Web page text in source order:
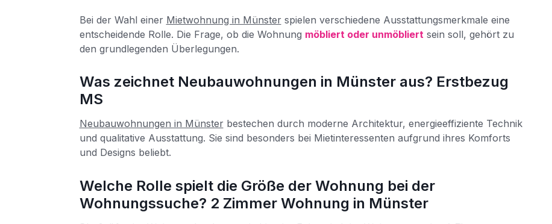
Bei der Wahl einer Mietwohnung in Münsterspielen verschiedene Ausstattungsmerkmale eine
entscheidende Rolle. Die Frage, ob die Wohnung möbliert oder unmöbliert sein soll, gehört zu
den grundlegenden Überlegungen.
Was zeichnet Neubauwohnungen in Münster aus? Erstbezug
MS
Neubauwohnungen in Münsterbestechen durch moderne Architektur, energieeffiziente Technik
und qualitative Ausstattung. Sie sind besonders bei Mietinteressenten aufgrund ihres Komforts
und Designs beliebt.
Welche Rolle spielt die Größe der Wohnung bei der
Wohnungssuche? 2 Zimmer Wohnung in Münster